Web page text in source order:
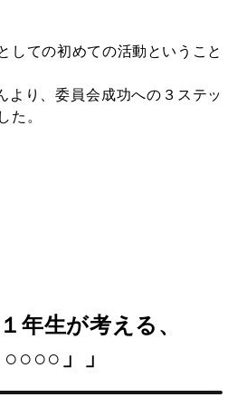
しての初めての活動ということ
より、委員会成功への３ステッ
た。
年生が考える、
」」